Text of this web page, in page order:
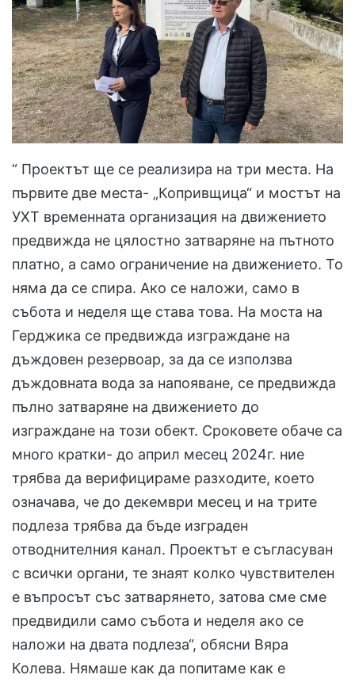
“ Проектът ще се реализира на три места. На
първите две места- „Копривщица“ и мостът на
УХТ временната организация на движението
предвижда не цялостно затваряне на пътното
платно, а само ограничение на движението. То
няма да се спира. Ако се наложи, само в
събота и неделя ще става това. На моста на
Герджика се предвижда изграждане на
дъждовен резервоар, за да се използва
дъждовната вода за напояване, се предвижда
пълно затваряне на движението до
изграждане на този обект. Сроковете обаче са
много кратки- до април месец 2024г. ние
трябва да верифицираме разходите, което
означава, че до декември месец и на трите
подлеза трябва да бъде изграден
отводнителния канал. Проектът е съгласуван
с всички органи, те знаят колко чувствителен
е въпросът със затварянето, затова сме сме
предвидили само събота и неделя ако се
наложи на двата подлеза“, обясни Вяра
Колева. Нямаше как да попитаме как е